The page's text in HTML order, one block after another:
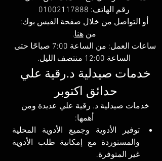
رقم الهاتف: 01002117888
أو التواصل من خلال صفحة الفيس بوك:
من هنا.
ساعات العمل: من الساعة 7:00 صباحًا حتى
الساعة 12:00 منتصف الليل.
خدمات صيدلية د.رقية علي
حدائق اكتوبر
خدمات صيدلية د. رقية علي عديدة ومن
أهمها:
غير المتوفرة.